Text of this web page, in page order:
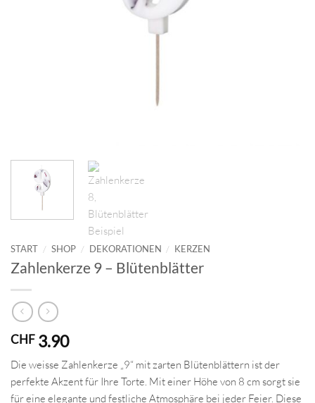
START / SHOP / DEKORATIONEN / KERZEN
Zahlenkerze 9 – Blütenblätter
CHF 3.90
Die weisse Zahlenkerze „9“ mit zarten Blütenblättern ist der
perfekte Akzent für Ihre Torte. Mit einer Höhe von 8 cm sorgt sie
für eine elegante und festliche Atmosphäre bei jeder Feier. Diese